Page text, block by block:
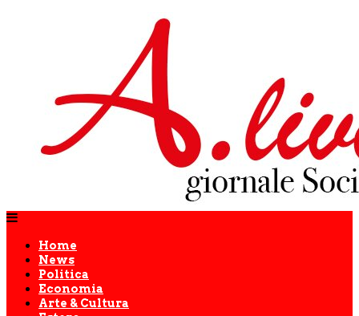
Home
News
Politica
Economia
Arte & Cultura